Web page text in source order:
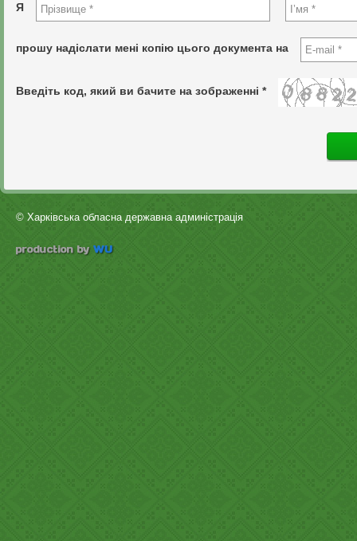
Я
прошу надіслати мені копію цього документа на
Введіть код, який ви бачите на зображенні *
© Харківська обласна державна админістрація